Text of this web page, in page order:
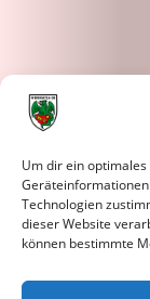
Um dir ein
Technologien
dieser Website
können bestimmte